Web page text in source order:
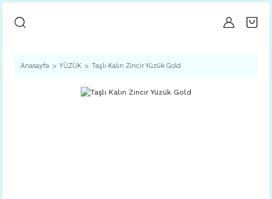
Anasayfa YÜZÜK Taşlı Kalın Zincir Yüzük Gold